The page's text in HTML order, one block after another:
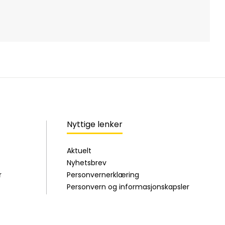
Nyttige lenker
Aktuelt
Nyhetsbrev
Personvernerklæring
Personvern og informasjonskapsler